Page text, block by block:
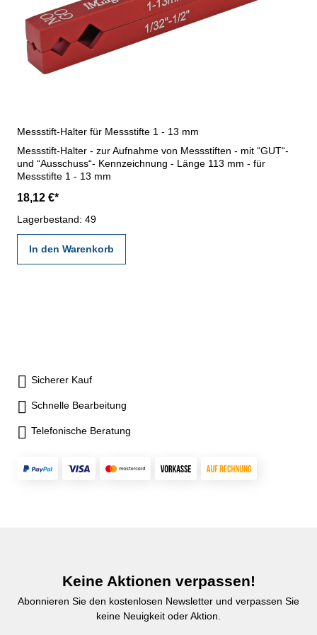
Messstift-Halter für Messstifte 1 - 13 mm
Messstift-Halter - zur Aufnahme von Messstiften - mit “GUT“-
und “Ausschuss“- Kennzeichnung - Länge 113 mm - für
Messstifte 1 - 13 mm
18,12 €*
Lagerbestand: 49
In den Warenkorb
Sicherer Kauf
Schnelle Bearbeitung
Telefonische Beratung
Keine Aktionen verpassen!
Abonnieren Sie den kostenlosen Newsletter und verpassen Sie
keine Neuigkeit oder Aktion.